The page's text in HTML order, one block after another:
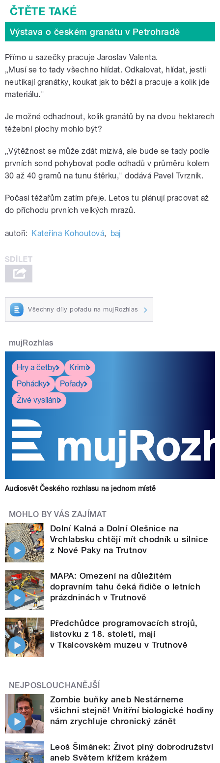
Výstava o českém granátu v Petrohradě
Přímo u sazečky pracuje Jaroslav Valenta.
„Musí se to tady všechno hlídat. Odkalovat, hlídat, jestli
neutíkají granátky, koukat jak to běží a pracuje a kolik jde
materiálu."
Je možné odhadnout, kolik granátů by na dvou hektarech
těžební plochy mohlo být?
„Výtěžnost se může zdát mizivá, ale bude se tady podle
prvních sond pohybovat podle odhadů v průměru kolem
30 až 40 gramů na tunu štěrku," dodává Pavel Tvrzník.
Počasí těžařům zatím přeje. Letos tu plánují pracovat až
do příchodu prvních velkých mrazů.
autoři: Kateřina Kohoutová, baj
Všechny díly pořadu na mujRozhlas
mujRozhlas
Hry a četby
Krimi
Pohádky
Pořady
Živé vysílání
Audiosvět Českého rozhlasu na jednom místě
MOHLO BY VÁS ZAJÍMAT
Dolní Kalná a Dolní Olešnice na
Vrchlabsku chtějí mít chodník u silnice
z Nové Paky na Trutnov
MAPA: Omezení na důležitém
dopravním tahu čeká řidiče o letních
prázdninách v Trutnově
Předchůdce programovacích strojů,
listovku z 18. století, mají
v Tkalcovském muzeu v Trutnově
NEJPOSLOUCHANĚJŠÍ
Zombie buňky aneb Nestárneme
všichni stejně! Vnitřní biologické hodiny
nám zrychluje chronický zánět
Leoš Šimánek: Život plný dobrodružství
aneb Světem křížem krážem